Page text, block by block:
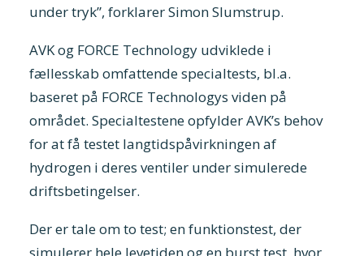
under tryk”, forklarer Simon Slumstrup.
AVK og FORCE Technology udviklede i
fællesskab omfattende specialtests, bl.a.
baseret på FORCE Technologys viden på
området. Specialtestene opfylder AVK’s behov
for at få testet langtidspåvirkningen af
hydrogen i deres ventiler under simulerede
driftsbetingelser.
Der er tale om to test; en funktionstest, der